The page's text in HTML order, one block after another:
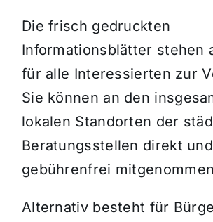
Die frisch gedruckten
Informationsblätter stehen
für alle Interessierten zur
Sie können an den
lokalen Standorten der
Beratungsstellen direkt und
gebührenfrei
Alternativ besteht für